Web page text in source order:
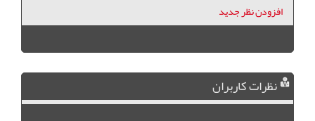
افزودن نظر جدید
نظرات کاربران